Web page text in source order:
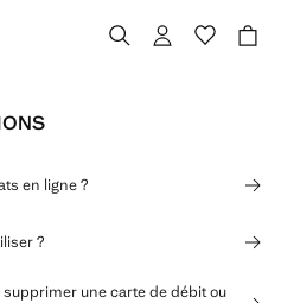
en ligne ?
?
une carte de débit ou